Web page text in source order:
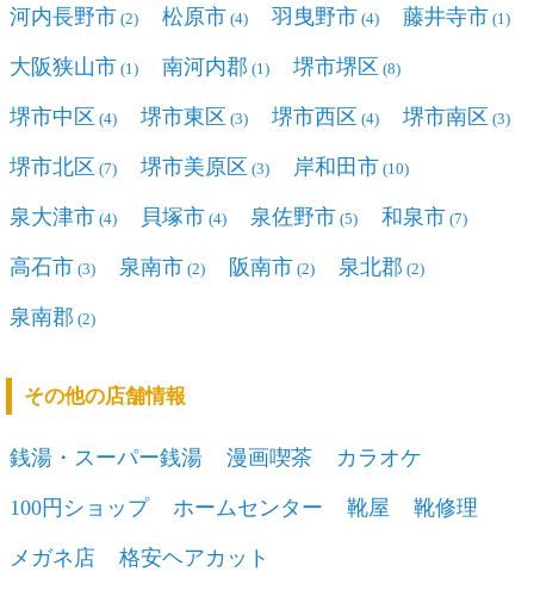
河内長野市 (2) 松原市 (4) 羽曳野市 (4) 藤井寺市 (1)
大阪狭山市 (1) 南河内郡 (1) 堺市堺区 (8)
堺市中区 (4) 堺市東区 (3) 堺市西区 (4) 堺市南区 (3)
堺市北区 (7) 堺市美原区 (3) 岸和田市 (10)
泉大津市 (4) 貝塚市 (4) 泉佐野市 (5) 和泉市 (7)
高石市 (3) 泉南市 (2) 阪南市 (2) 泉北郡 (2)
泉南郡 (2)
その他の店舗情報
銭湯・スーパー銭湯 漫画喫茶 カラオケ
100円ショップ ホームセンター 靴屋 靴修理
メガネ店 格安ヘアカット